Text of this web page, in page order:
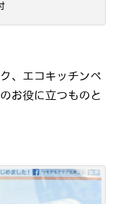
、エコキッチンペ
お役に立つものと